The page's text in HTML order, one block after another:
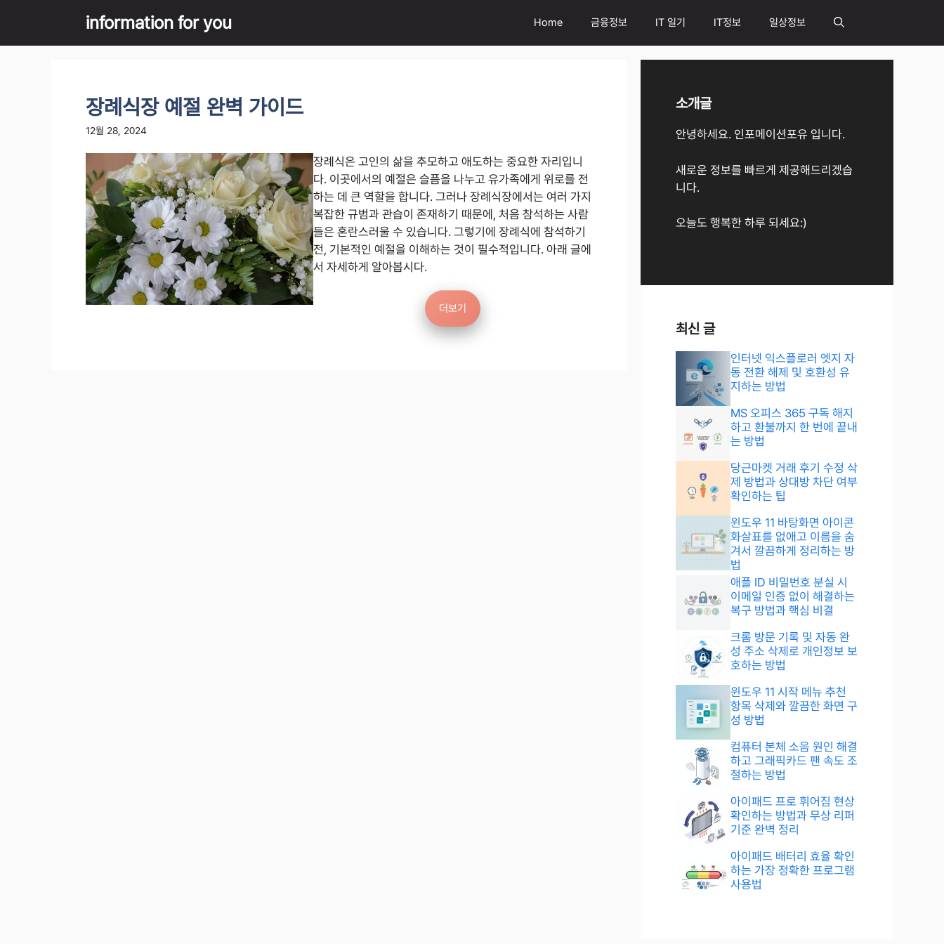
content
information for you Home 금융정보 IT 일기 IT정보 일상정보
장례식장 예절 완벽 가이드
12월 28, 2024
장례식은 고인의 삶을 추모하고 애도하는 중요한 자리입니
다. 이곳에서의 예절은 슬픔을 나누고 유가족에게 위로를 전
하는 데 큰 역할을 합니다. 그러나 장례식장에서는 여러 가지
복잡한 규범과 관습이 존재하기 때문에, 처음 참석하는 사람
들은 혼란스러울 수 있습니다. 그렇기에 장례식에 참석하기
전, 기본적인 예절을 이해하는 것이 필수적입니다. 아래 글에
서 자세하게 알아봅시다.
더보기
소개글
안녕하세요. 인포메이션포유 입니다.
새로운 정보를 빠르게 제공해드리겠습
니다.
오늘도 행복한 하루 되세요:)
최신 글
인터넷 익스플로러 엣지 자
동 전환 해제 및 호환성 유
지하는 방법
MS 오피스 365 구독 해지
하고 환불까지 한 번에 끝내
는 방법
당근마켓 거래 후기 수정 삭
제 방법과 상대방 차단 여부
확인하는 팁
윈도우 11 바탕화면 아이콘
화살표를 없애고 이름을 숨
겨서 깔끔하게 정리하는 방
법
애플 ID 비밀번호 분실 시
이메일 인증 없이 해결하는
복구 방법과 핵심 비결
크롬 방문 기록 및 자동 완
성 주소 삭제로 개인정보 보
호하는 방법
윈도우 11 시작 메뉴 추천
항목 삭제와 깔끔한 화면 구
성 방법
컴퓨터 본체 소음 원인 해결
하고 그래픽카드 팬 속도 조
절하는 방법
아이패드 프로 휘어짐 현상
확인하는 방법과 무상 리퍼
기준 완벽 정리
아이패드 배터리 효율 확인
하는 가장 정확한 프로그램
사용법